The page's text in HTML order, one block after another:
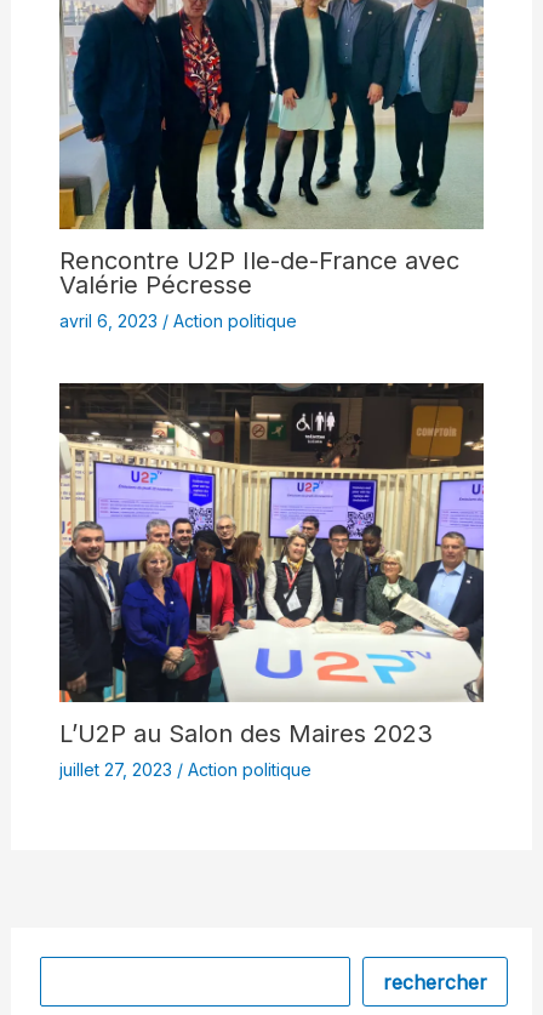
Rencontre U2P Ile-de-France avec
Valérie Pécresse
avril 6, 2023 / Action politique
L’U2P au Salon des Maires 2023
juillet 27, 2023 / Action politique
rechercher